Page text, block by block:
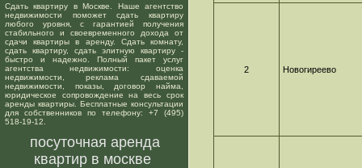
Сдать квартиру в Москве. Наше агентство
недвижимости поможет сдать квартиру
любого уровня, с гарантией получения
стабильного и своевременного дохода от
сдачи квартиры в аренду. Сдать комнату,
сдать квартиру, сдать элитную квартиру -
быстро и надежно. Полный пакет услуг
агентства недвижимости: оценка
недвижимости, реклама сдаваемой
недвижимости, показы, договор найма,
юридическое сопровождение на весь срок
аренды квартиры. Бесплатные консультации
для собственников по телефону: +7 (495)
518-19-12.
посуточная аренда
квартир в москве
2 Новогиреево